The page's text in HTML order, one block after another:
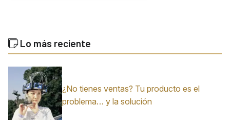
Lo más reciente
¿No tienes ventas? Tu producto es el
problema… y la solución